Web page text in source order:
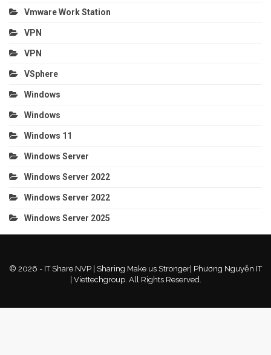
Vmware Work Station
VPN
VPN
VSphere
Windows
Windows
Windows 11
Windows Server
Windows Server 2022
Windows Server 2022
Windows Server 2025
© 2026 - IT Share NVP | Sharing Make us Stronger| Phương Nguyễn IT
| Viettechgroup. All Rights Reserved.